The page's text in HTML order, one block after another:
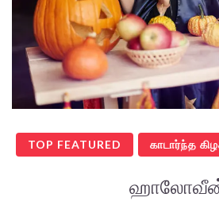
TOP FEATURED காடார்ந்த